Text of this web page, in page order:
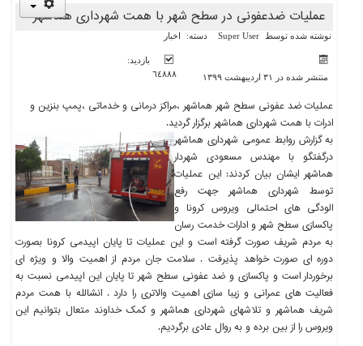
عملیات ضدعفونی در سطح شهر با همت شهرداری هماشهر
نوشته شده توسط Super User دسته: اخبار
منتشر شده در ٣١ ارديبهشت ١٣٩٩
بازدید:
٦٤٨٨٨
عملیات ضد عفونی سطح شهر هماشهر ،مراکز درمانی و خدماتی ،پمپ بنزین و
ادرات با همت شهرداری هماشهر برگزار گردید.
به گزارش روابط عمومی شهرداری هماشهر
درگفتگو با مهندس مسعودی شهردار
هماشهر ایشان بیان کردند: این عملیات
توسط شهرداری هماشهر جهت رفع
الودگی های احتمالی ویروس کرونا و
پاکسازی سطح شهر و ادارات خدمت رسان
به مردم شریف صورت گرفته است و این عملیات تا پایان اپیدمی کرونا بصورت
دوره ای صورت خواهد پذیرفت . سلامت جان مردم از اهمیت والا و ویژه ای
برخوردار است و پاکسازی و ضد عفونی سطح شهر تا پایان این اپیدمی نسبت به
فعالیت های عمرانی و زیبا سازی اهمیت والاتری را دارد . انشالله با همت مردم
شریف هماشهر و تلاشهای شهرداری هماشهر و کمک خداوند متعال بتوانیم این
ویروس را از بین برده و به روال عادی برگردیم.